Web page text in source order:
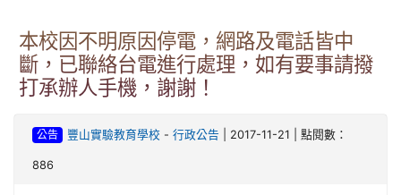
本校因不明原因停電，網路及電話皆中
斷，已聯絡台電進行處理，如有要事請撥
打承辦人手機，謝謝！
公告 豐山實驗教育學校- 行政公告 | 2017-11-21 | 點閱數：
886